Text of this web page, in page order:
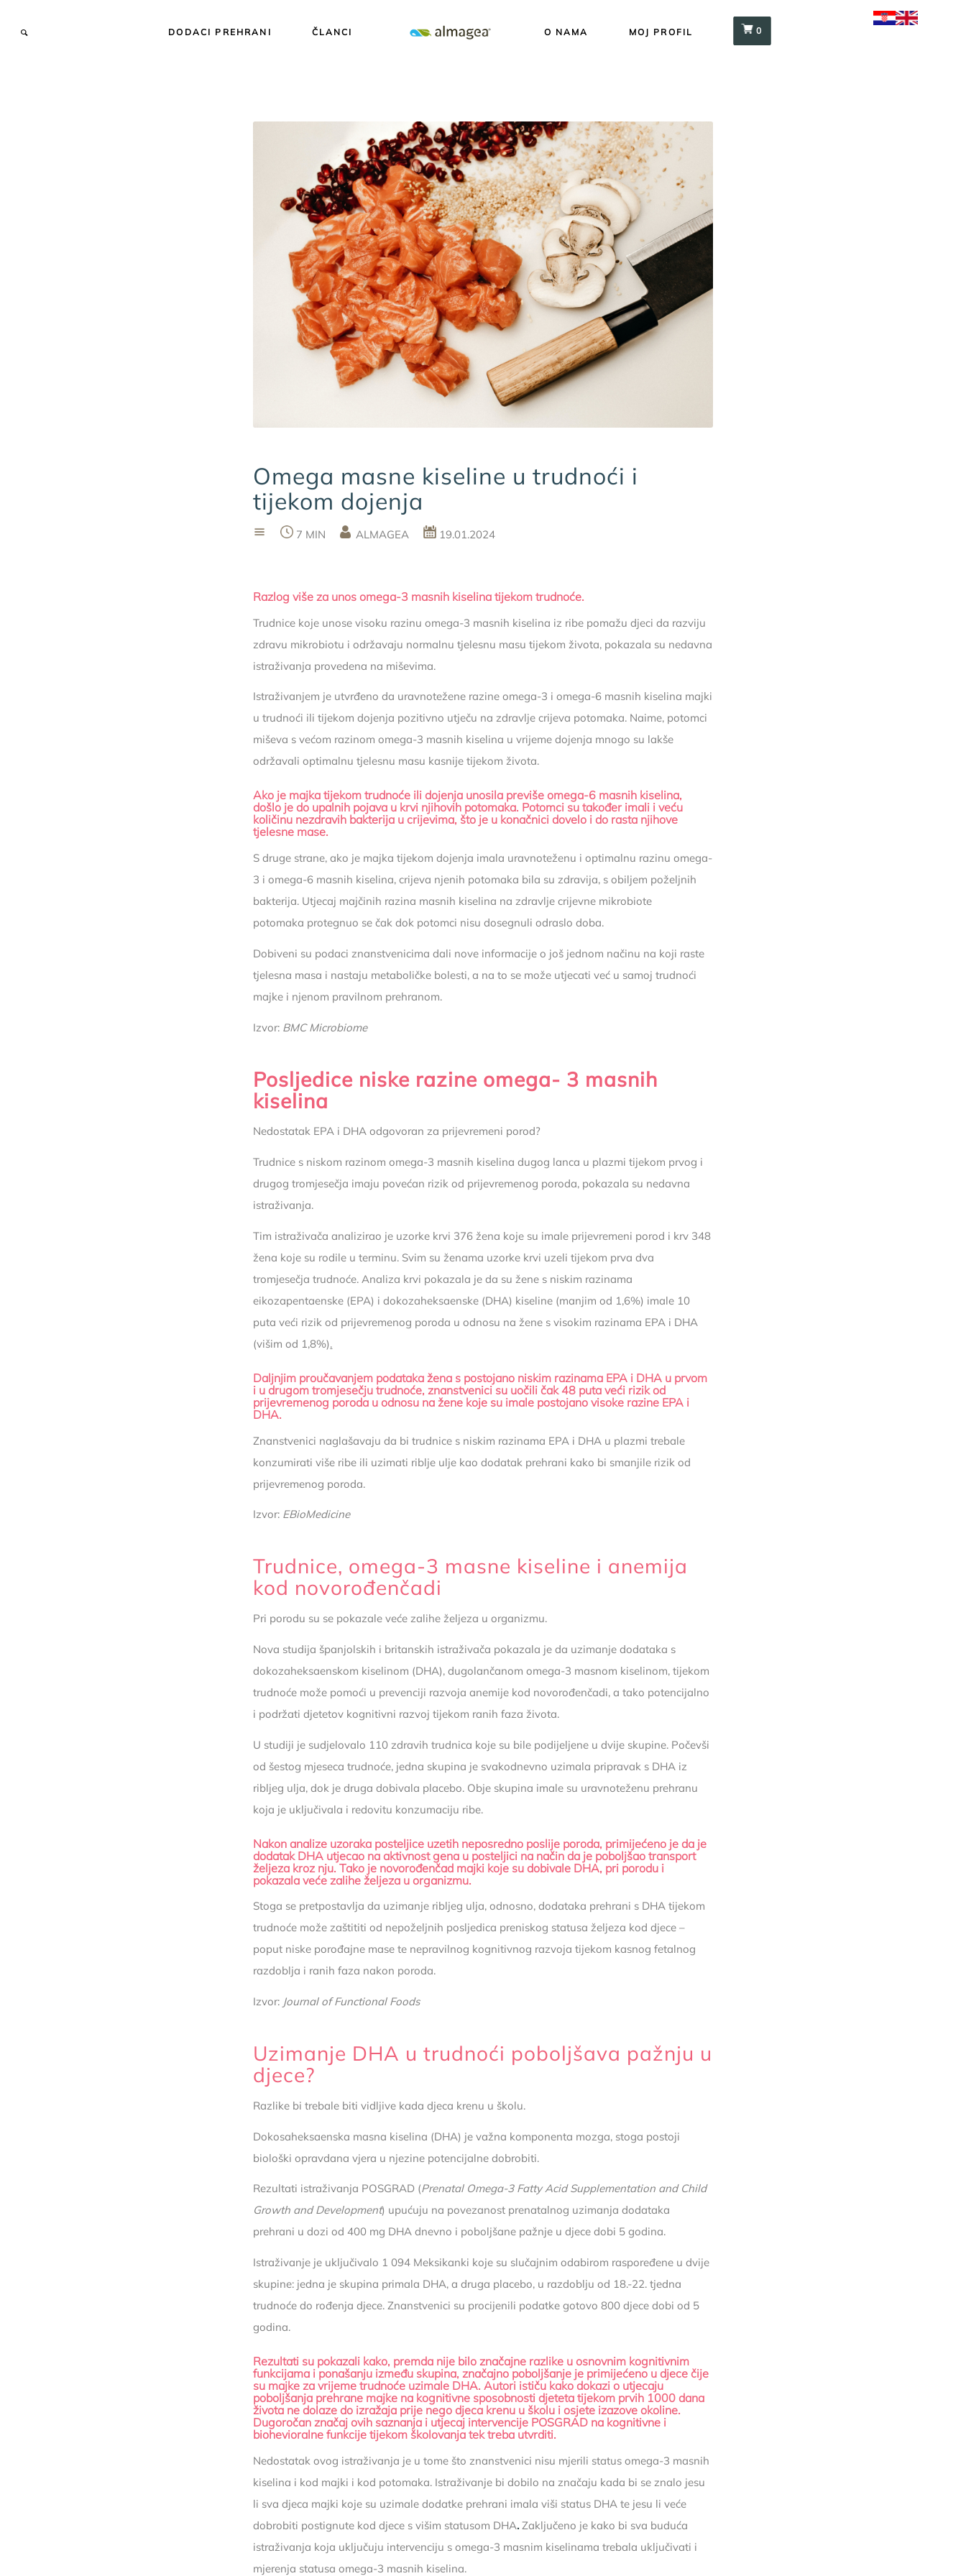
DODACI PREHRANI ČLANCI O NAMA MOJ PROFIL 0
Omega masne kiseline u trudnoći i
tijekom dojenja
7 MIN ALMAGEA 19.01.2024
Razlog više za unos omega-3 masnih kiselina tijekom trudnoće.
Trudnice koje unose visoku razinu omega-3 masnih kiselina iz ribe pomažu djeci da razviju
zdravu mikrobiotu i održavaju normalnu tjelesnu masu tijekom života, pokazala su nedavna
istraživanja provedena na miševima.
Istraživanjem je utvrđeno da uravnotežene razine omega-3 i omega-6 masnih kiselina majki
u trudnoći ili tijekom dojenja pozitivno utječu na zdravlje crijeva potomaka. Naime, potomci
miševa s većom razinom omega-3 masnih kiselina u vrijeme dojenja mnogo su lakše
održavali optimalnu tjelesnu masu kasnije tijekom života.
Ako je majka tijekom trudnoće ili dojenja unosila previše omega-6 masnih kiselina,
došlo je do upalnih pojava u krvi njihovih potomaka. Potomci su također imali i veću
količinu nezdravih bakterija u crijevima, što je u konačnici dovelo i do rasta njihove
tjelesne mase.
S druge strane, ako je majka tijekom dojenja imala uravnoteženu i optimalnu razinu omega-
3 i omega-6 masnih kiselina, crijeva njenih potomaka bila su zdravija, s obiljem poželjnih
bakterija. Utjecaj majčinih razina masnih kiselina na zdravlje crijevne mikrobiote
potomaka protegnuo se čak dok potomci nisu dosegnuli odraslo doba.
Dobiveni su podaci znanstvenicima dali nove informacije o još jednom načinu na koji raste
tjelesna masa i nastaju metaboličke bolesti, a na to se može utjecati već u samoj trudnoći
majke i njenom pravilnom prehranom.
Izvor: BMC Microbiome
Posljedice niske razine omega- 3 masnih
kiselina
Nedostatak EPA i DHA odgovoran za prijevremeni porod?
Trudnice s niskom razinom omega-3 masnih kiselina dugog lanca u plazmi tijekom prvog i
drugog tromjesečja imaju povećan rizik od prijevremenog poroda, pokazala su nedavna
istraživanja.
Tim istraživača analizirao je uzorke krvi 376 žena koje su imale prijevremeni porod i krv 348
žena koje su rodile u terminu. Svim su ženama uzorke krvi uzeli tijekom prva dva
tromjesečja trudnoće. Analiza krvi pokazala je da su žene s niskim razinama
eikozapentaenske (EPA) i dokozaheksaenske (DHA) kiseline (manjim od 1,6%) imale 10
puta veći rizik od prijevremenog poroda u odnosu na žene s visokim razinama EPA i DHA
(višim od 1,8%).
Daljnjim proučavanjem podataka žena s postojano niskim razinama EPA i DHA u prvom
i u drugom tromjesečju trudnoće, znanstvenici su uočili čak 48 puta veći rizik od
prijevremenog poroda u odnosu na žene koje su imale postojano visoke razine EPA i
DHA.
Znanstvenici naglašavaju da bi trudnice s niskim razinama EPA i DHA u plazmi trebale
konzumirati više ribe ili uzimati riblje ulje kao dodatak prehrani kako bi smanjile rizik od
prijevremenog poroda.
Izvor: EBioMedicine
Trudnice, omega-3 masne kiseline i anemija
kod novorođenčadi
Pri porodu su se pokazale veće zalihe željeza u organizmu.
Nova studija španjolskih i britanskih istraživača pokazala je da uzimanje dodataka s
dokozaheksaenskom kiselinom (DHA), dugolančanom omega-3 masnom kiselinom, tijekom
trudnoće može pomoći u prevenciji razvoja anemije kod novorođenčadi, a tako potencijalno
i podržati djetetov kognitivni razvoj tijekom ranih faza života.
U studiji je sudjelovalo 110 zdravih trudnica koje su bile podijeljene u dvije skupine. Počevši
od šestog mjeseca trudnoće, jedna skupina je svakodnevno uzimala pripravak s DHA iz
ribljeg ulja, dok je druga dobivala placebo. Obje skupina imale su uravnoteženu prehranu
koja je uključivala i redovitu konzumaciju ribe.
Nakon analize uzoraka posteljice uzetih neposredno poslije poroda, primijećeno je da je
dodatak DHA utjecao na aktivnost gena u posteljici na način da je poboljšao transport
željeza kroz nju. Tako je novorođenčad majki koje su dobivale DHA, pri porodu i
pokazala veće zalihe željeza u organizmu.
Stoga se pretpostavlja da uzimanje ribljeg ulja, odnosno, dodataka prehrani s DHA tijekom
trudnoće može zaštititi od nepoželjnih posljedica preniskog statusa željeza kod djece –
poput niske porođajne mase te nepravilnog kognitivnog razvoja tijekom kasnog fetalnog
razdoblja i ranih faza nakon poroda.
Izvor: Journal of Functional Foods
Uzimanje DHA u trudnoći poboljšava pažnju u
djece?
Razlike bi trebale biti vidljive kada djeca krenu u školu.
Dokosaheksaenska masna kiselina (DHA) je važna komponenta mozga, stoga postoji
biološki opravdana vjera u njezine potencijalne dobrobiti.
Rezultati istraživanja POSGRAD (Prenatal Omega-3 Fatty Acid Supplementation and Child
Growth and Development) upućuju na povezanost prenatalnog uzimanja dodataka
prehrani u dozi od 400 mg DHA dnevno i poboljšane pažnje u djece dobi 5 godina.
Istraživanje je uključivalo 1 094 Meksikanki koje su slučajnim odabirom raspoređene u dvije
skupine: jedna je skupina primala DHA, a druga placebo, u razdoblju od 18.-22. tjedna
trudnoće do rođenja djece. Znanstvenici su procijenili podatke gotovo 800 djece dobi od 5
godina.
Rezultati su pokazali kako, premda nije bilo značajne razlike u osnovnim kognitivnim
funkcijama i ponašanju između skupina, značajno poboljšanje je primijećeno u djece čije
su majke za vrijeme trudnoće uzimale DHA. Autori ističu kako dokazi o utjecaju
poboljšanja prehrane majke na kognitivne sposobnosti djeteta tijekom prvih 1000 dana
života ne dolaze do izražaja prije nego djeca krenu u školu i osjete izazove okoline.
Dugoročan značaj ovih saznanja i utjecaj intervencije POSGRAD na kognitivne i
biohevioralne funkcije tijekom školovanja tek treba utvrditi.
Nedostatak ovog istraživanja je u tome što znanstvenici nisu mjerili status omega-3 masnih
kiselina i kod majki i kod potomaka. Istraživanje bi dobilo na značaju kada bi se znalo jesu
li sva djeca majki koje su uzimale dodatke prehrani imala viši status DHA te jesu li veće
dobrobiti postignute kod djece s višim statusom DHA. Zaključeno je kako bi sva buduća
istraživanja koja uključuju intervenciju s omega-3 masnim kiselinama trebala uključivati i
mjerenja statusa omega-3 masnih kiselina.